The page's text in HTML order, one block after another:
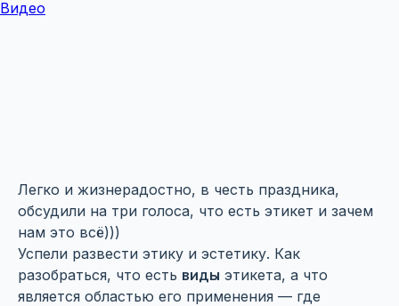
Видео
Легко и жизнерадостно, в честь праздника,
обсудили на три голоса, что есть этикет и зачем
нам это всё)))
Успели развести этику и эстетику. Как
разобраться, что есть виды этикета, а что
является областью его применения — где